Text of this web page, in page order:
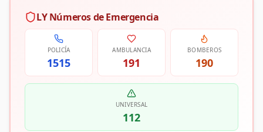
LY Números de Emergencia
POLICÍA
1515
AMBULANCIA
191
BOMBEROS
190
UNIVERSAL
112